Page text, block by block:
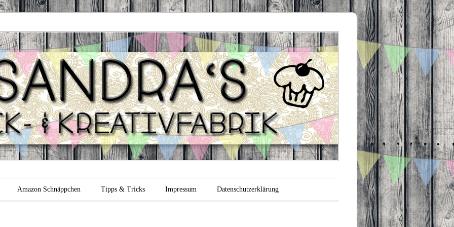
Backfabrik
Amazon Schnäppchen Tipps & Tricks Impressum Datenschutzerklärung